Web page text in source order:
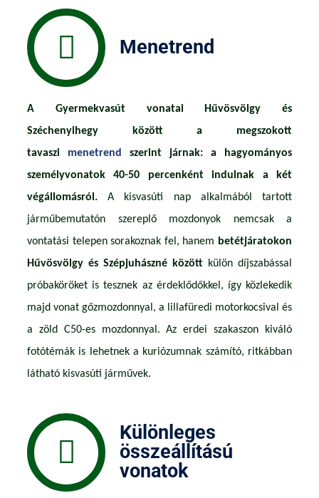
Menetrend
A Gyermekvasút vonatai Hűvösvölgy és
Széchenyihegy között a megszokott
tavaszi menetrend
szerint járnak: a hagyományos
személyvonatok 40-50 percenként indulnak a két
végállomásról. A kisvasúti nap alkalmából tartott
járműbemutatón szereplő mozdonyok nemcsak a
vontatási telepen sorakoznak fel, hanem betétjáratokon
Hűvösvölgy és Szépjuhászné között külön díjszabással
próbaköröket is tesznek az érdeklődőkkel, így közlekedik
majd vonat gőzmozdonnyal, a lillafüredi motorkocsival és
a zöld C50-es mozdonnyal. Az erdei szakaszon kiváló
fotótémák is lehetnek a kuriózumnak számító, ritkábban
látható kisvasúti járművek.
Különleges
összeállítású
vonatok